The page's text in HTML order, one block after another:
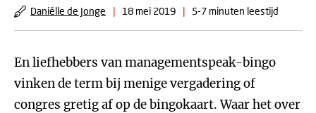
Daniëlle de Jonge | 18 mei 2019 | 5-7 minuten leestijd
En liefhebbers van managementspeak-bingo
vinken de term bij menige vergadering of
congres gretig af op de bingokaart. Waar het over